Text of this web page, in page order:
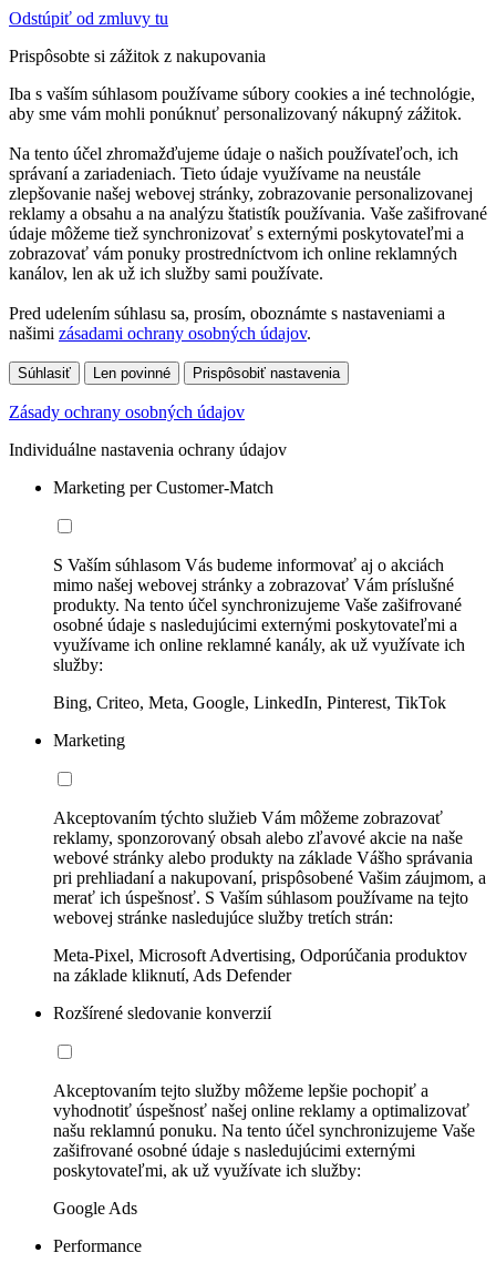
Odstúpiť od zmluvy tu
Prispôsobte si zážitok z nakupovania
Iba s vaším súhlasom používame súbory cookies a iné technológie,
aby sme vám mohli ponúknuť personalizovaný nákupný zážitok.
Na tento účel zhromažďujeme údaje o našich používateľoch, ich
správaní a zariadeniach. Tieto údaje využívame na neustále
zlepšovanie našej webovej stránky, zobrazovanie personalizovanej
reklamy a obsahu a na analýzu štatistík používania. Vaše zašifrované
údaje môžeme tiež synchronizovať s externými poskytovateľmi a
zobrazovať vám ponuky prostredníctvom ich online reklamných
kanálov, len ak už ich služby sami používate.
Pred udelením súhlasu sa, prosím, oboznámte s nastaveniami a
našimi zásadami ochrany osobných údajov.
Súhlasiť Len povinné Prispôsobiť nastavenia
Zásady ochrany osobných údajov
Individuálne nastavenia ochrany údajov
Marketing per Customer-Match
S Vaším súhlasom Vás budeme informovať aj o akciách
mimo našej webovej stránky a zobrazovať Vám príslušné
produkty. Na tento účel synchronizujeme Vaše zašifrované
osobné údaje s nasledujúcimi externými poskytovateľmi a
využívame ich online reklamné kanály, ak už využívate ich
služby:
Bing, Criteo, Meta, Google, LinkedIn, Pinterest, TikTok
Marketing
Akceptovaním týchto služieb Vám môžeme zobrazovať
reklamy, sponzorovaný obsah alebo zľavové akcie na naše
webové stránky alebo produkty na základe Vášho správania
pri prehliadaní a nakupovaní, prispôsobené Vašim záujmom, a
merať ich úspešnosť. S Vaším súhlasom používame na tejto
webovej stránke nasledujúce služby tretích strán:
Meta-Pixel, Microsoft Advertising, Odporúčania produktov
na základe kliknutí, Ads Defender
Rozšírené sledovanie konverzií
Akceptovaním tejto služby môžeme lepšie pochopiť a
vyhodnotiť úspešnosť našej online reklamy a optimalizovať
našu reklamnú ponuku. Na tento účel synchronizujeme Vaše
zašifrované osobné údaje s nasledujúcimi externými
poskytovateľmi, ak už využívate ich služby:
Google Ads
Performance